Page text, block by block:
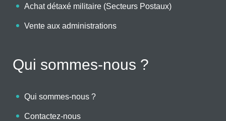
Achat détaxé militaire (Secteurs Postaux)
Vente aux administrations
Qui sommes-nous ?
Qui sommes-nous ?
Contactez-nous